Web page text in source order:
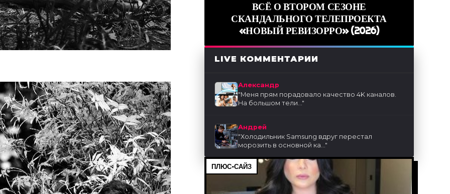
ВСЁ О ВТОРОМ СЕЗОНЕ
СКАНДАЛЬНОГО ТЕЛЕПРОЕКТА
«НОВЫЙ РЕВИЗОРРО» (2026)
LIVE КОММЕНТАРИИ
Александр
"Меня прям порадовало качество 4K каналов.
На большом тели..."
Андрей
"Холодильник Samsung вдруг перестал
морозить в основной ка..."
ПЛЮС-САЙЗ